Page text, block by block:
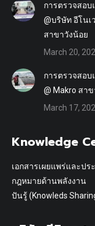
การตรวจสอบ
@บริษัท อีโนเ
สาขาวังน้อย
March 20,
การตรวจสอบ
@ Makro สา
March 17,
Knowledge
เอกสารเผยแพร่และป
กฎหมายด้านพลังงาน
ปันรู้ (Knowleds